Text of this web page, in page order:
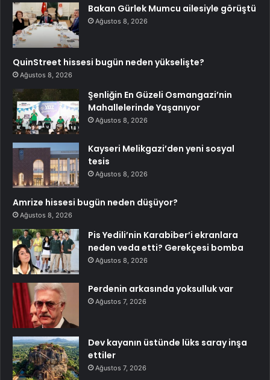
Bakan Gürlek Mumcu ailesiyle görüştü
Ağustos 8, 2026
QuinStreet hissesi bugün neden yükselişte?
Ağustos 8, 2026
Şenliğin En Güzeli Osmangazi’nin
Mahallelerinde Yaşanıyor
Ağustos 8, 2026
Kayseri Melikgazi’den yeni sosyal
tesis
Ağustos 8, 2026
Amrize hissesi bugün neden düşüyor?
Ağustos 8, 2026
Pis Yedili’nin Karabiber’i ekranlara
neden veda etti? Gerekçesi bomba
Ağustos 8, 2026
Perdenin arkasında yoksulluk var
Ağustos 7, 2026
Dev kayanın üstünde lüks saray inşa
ettiler
Ağustos 7, 2026